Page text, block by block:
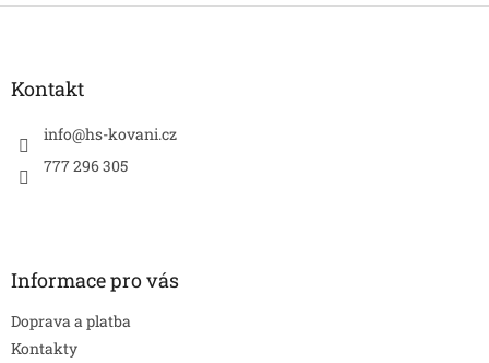
Z
Kontakt
info@hs-kovani.cz
777 296 305
Informace pro vás
Doprava a platba
Kontakty